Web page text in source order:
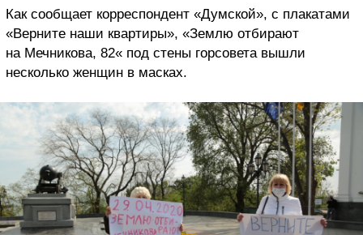
Как сообщает корреспондент «Думской», с плакатами
«Верните наши квартиры», «Землю отбирают
на Мечникова, 82« под стены горсовета вышли
несколько женщин в масках.